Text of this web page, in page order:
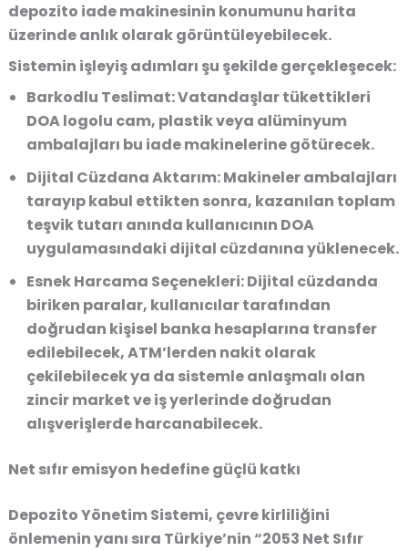
depozito iade makinesinin konumunu harita
üzerinde anlık olarak görüntüleyebilecek.
Sistemin işleyiş adımları şu şekilde gerçekleşecek:
Barkodlu Teslimat:Vatandaşlar tükettikleri
DOA logolu cam, plastik veya alüminyum
ambalajları bu iade makinelerine götürecek.
Dijital Cüzdana Aktarım:Makineler ambalajları
tarayıp kabul ettikten sonra, kazanılan toplam
teşvik tutarı anında kullanıcının DOA
uygulamasındaki dijital cüzdanına yüklenecek.
Esnek Harcama Seçenekleri:Dijital cüzdanda
biriken paralar, kullanıcılar tarafından
doğrudan kişisel banka hesaplarına transfer
edilebilecek, ATM’lerden nakit olarak
çekilebilecek ya da sistemle anlaşmalı olan
zincir market ve iş yerlerinde doğrudan
alışverişlerde harcanabilecek.
Net sıfır emisyon hedefine güçlü katkı
Depozito Yönetim Sistemi, çevre kirliliğini
önlemenin yanı sıra Türkiye’nin “2053 Net Sıfır